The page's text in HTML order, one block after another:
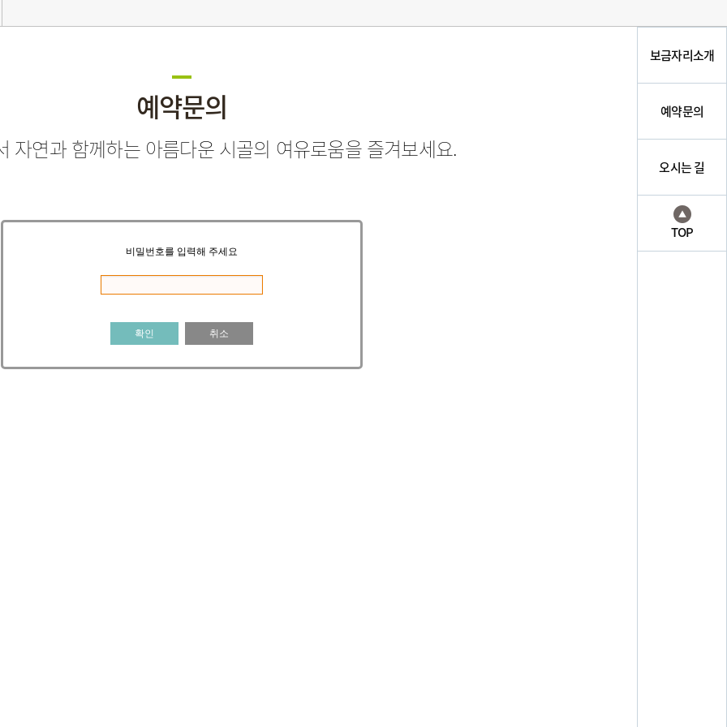
보금자리소개
예약문의
오시는 길
TOP
예약문의
자연과 함께하는 아름다운 시골의 여유로움을 즐겨보세요.
비밀번호를 입력해 주세요
확인 취소